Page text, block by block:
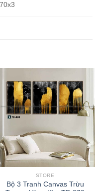
STORE
Bộ 3 Tranh Canvas Trừu